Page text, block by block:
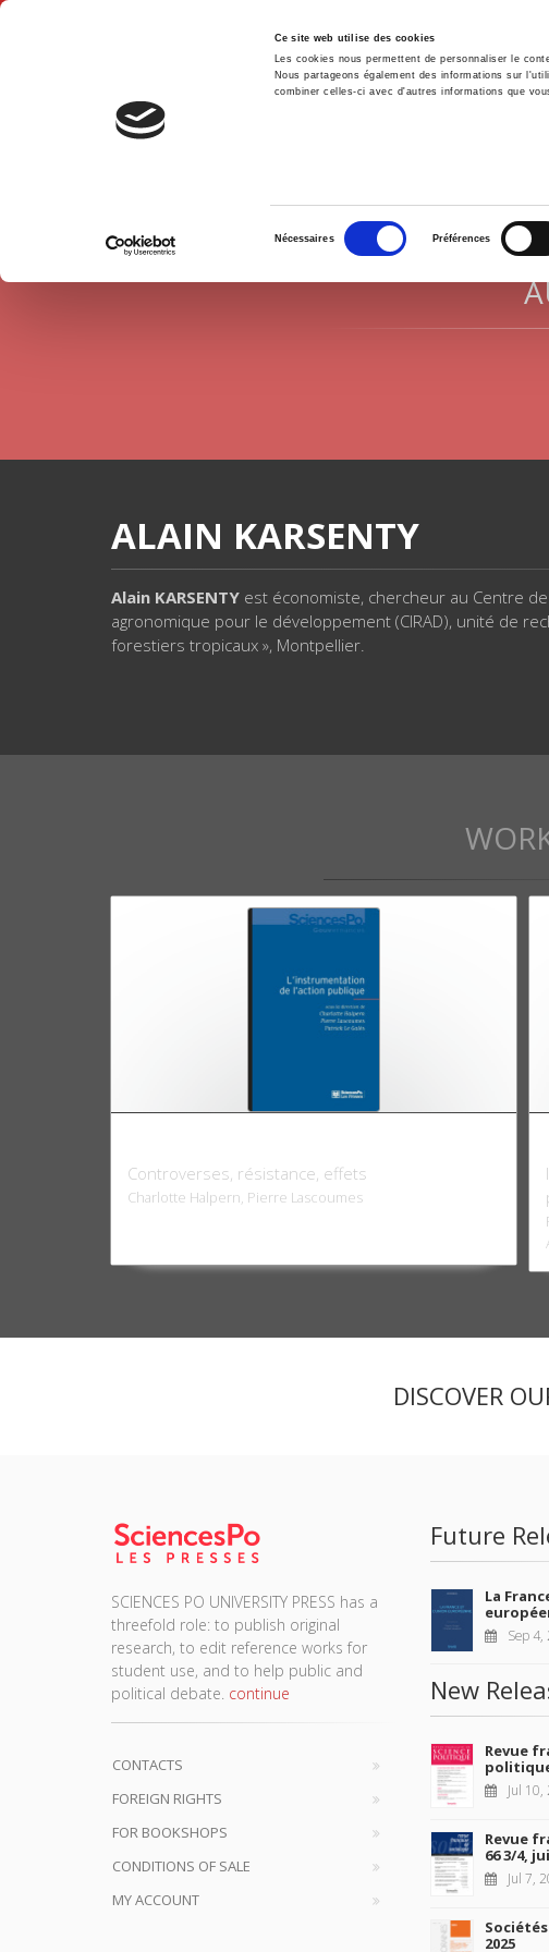
Ce site web utilise des cookies
Les cookies nous permettent de personnaliser le
Nous partageons également des informations sur
combiner celles-ci avec d'autres informations que
consentement
Nécessaires Préférences
Home
ALAIN KARSENTY
Alain KARSENTY est économiste, chercheur au Centre
agronomique pour le développement (CIRAD), unité de
forestiers tropicaux », Montpellier.
Controverses, résistance, effets
Charlotte Halpern, Pierre Lascoumes
DISCOVER
SCIENCES PO UNIVERSITY PRESS has a
threefold role: to publish original
research, to edit reference works for
student use, and to help public and
political debate. continue
CONTACTS
FOREIGN RIGHTS
FOR BOOKSHOPS
CONDITIONS OF SALE
MY ACCOUNT
Future
La
Sep 4,
New
Revue
Jul 10,
Revue
66 3/4,
Jul 7,
2025